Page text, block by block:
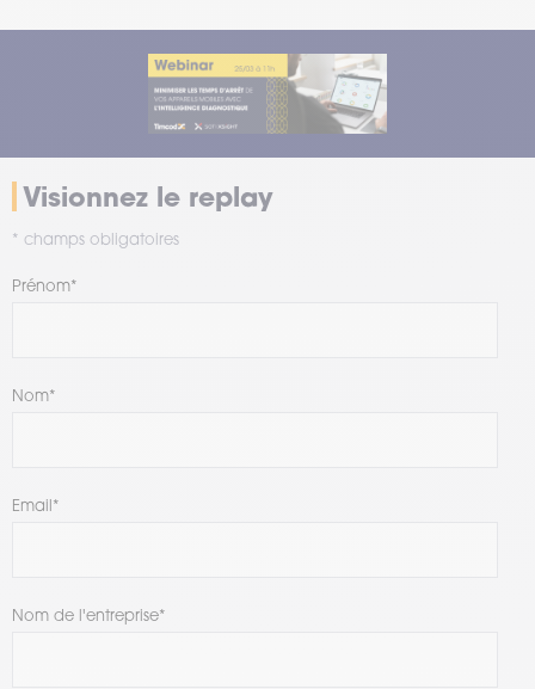
Visionnez le replay
* champs obligatoires
Prénom*
Nom*
Email*
Nom de l'entreprise*